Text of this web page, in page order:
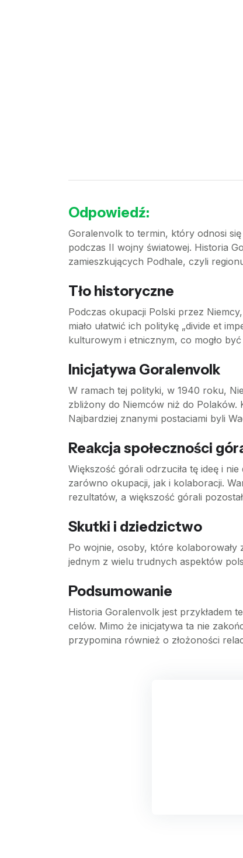
Odpowiedź:
Goralenvolk to termin, który odnosi
podczas II wojny światowej. Historia
zamieszkujących Podhale, czyli
Tło historyczne
Podczas okupacji Polski przez
miało ułatwić ich politykę „divide et
kulturowym i etnicznym, co mogło
Inicjatywa Goralenvolk
W ramach tej polityki, w 1940 roku,
zbliżony do Niemców niż do Polaków.
Najbardziej znanymi postaciami byli
Reakcja społeczności
Większość górali odrzuciła tę ideę i
zarówno okupacji, jak i kolaboracji.
rezultatów, a większość górali
Skutki i dziedzictwo
Po wojnie, osoby, które kolaborowały
jednym z wielu trudnych aspektów
Podsumowanie
Historia Goralenvolk jest przykładem
celów. Mimo że inicjatywa ta nie
przypomina również o złożoności